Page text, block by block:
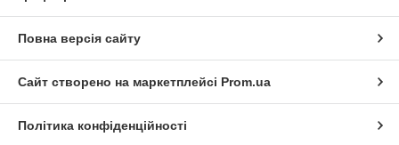
Повна версія сайту
Сайт створено на маркетплейсі Prom.ua
Політика конфіденційності